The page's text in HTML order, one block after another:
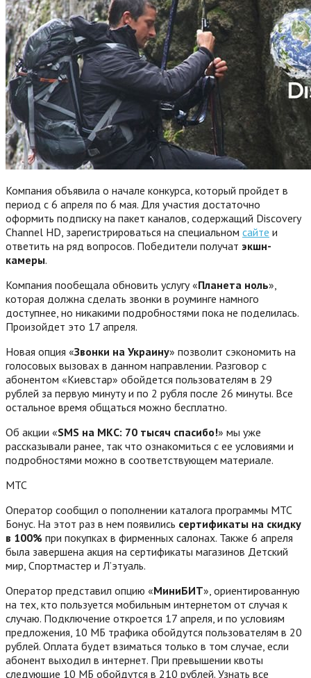
Компания объявила о начале конкурса, который пройдет в
период с 6 апреля по 6 мая. Для участия достаточно
оформить подписку на пакет каналов, содержащий Discovery
Channel HD, зарегистрироваться на специальном сайте и
ответить на ряд вопросов. Победители получат экшн-
камеры.
Компания пообещала обновить услугу «Планета ноль»,
которая должна сделать звонки в роуминге намного
доступнее, но никакими подробностями пока не поделилась.
Произойдет это 17 апреля.
Новая опция «Звонки на Украину» позволит сэкономить на
голосовых вызовах в данном направлении. Разговор с
абонентом «Киевстар» обойдется пользователям в 29
рублей за первую минуту и по 2 рубля после 26 минуты. Все
остальное время общаться можно бесплатно.
Об акции «SMS на МКС: 70 тысяч спасибо!» мы уже
рассказывали ранее, так что ознакомиться с ее условиями и
подробностями можно в соответствующем материале.
МТС
Оператор сообщил о пополнении каталога программы МТС
Бонус. На этот раз в нем появились сертификаты на скидку
в 100% при покупках в фирменных салонах. Также 6 апреля
была завершена акция на сертификаты магазинов Детский
мир, Спортмастер и Л’этуаль.
Оператор представил опцию «МиниБИТ», ориентированную
на тех, кто пользуется мобильным интернетом от случая к
случаю. Подключение откроется 17 апреля, и по условиям
предложения, 10 МБ трафика обойдутся пользователям в 20
рублей. Оплата будет взиматься только в том случае, если
абонент выходил в интернет. При превышении квоты
следующие 10 МБ обойдутся в 210 рублей. Узнать все